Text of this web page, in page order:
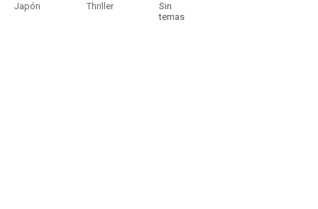
Japón Thriller
Sin
temas